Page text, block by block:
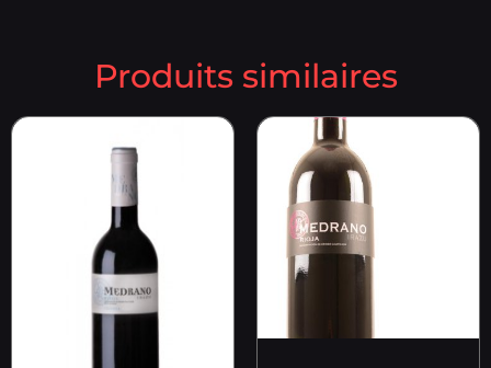
Produits similaires